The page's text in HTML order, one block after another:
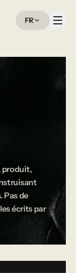
FR
produit,
Pas de
écrits par